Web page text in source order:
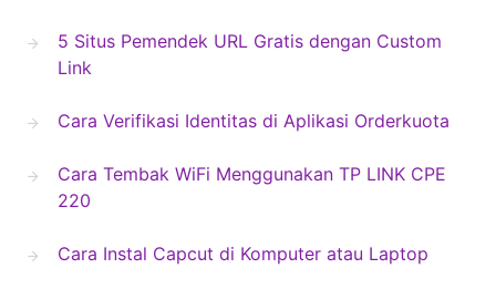
5 Situs Pemendek URL Gratis dengan Custom
Link
Cara Verifikasi Identitas di Aplikasi Orderkuota
Cara Tembak WiFi Menggunakan TP LINK CPE
220
Cara Instal Capcut di Komputer atau Laptop